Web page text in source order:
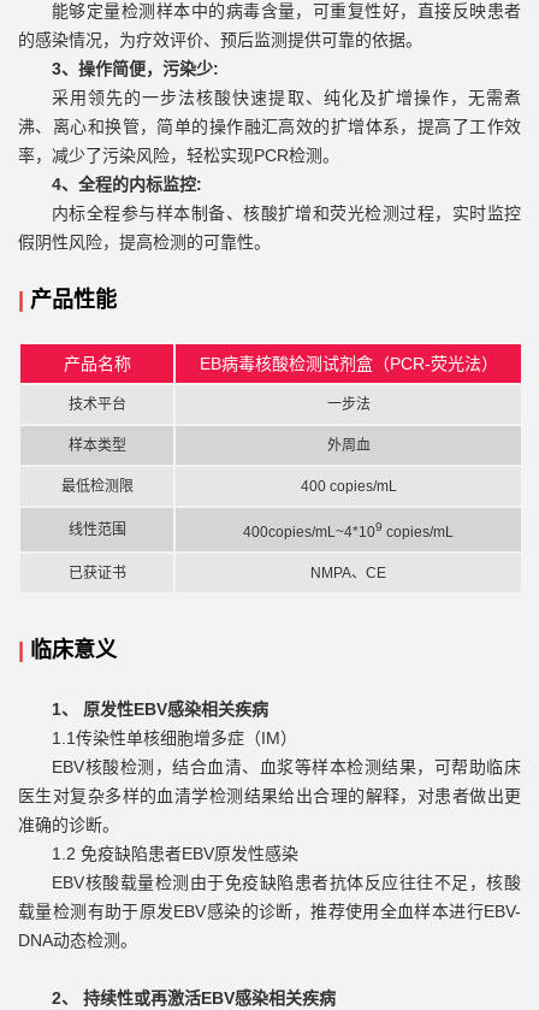
能够定量检测样本中的病毒含量，可重复性好，直接反映患者
的感染情况，为疗效评价、预后监测提供可靠的依据。
3、 操作简便，污染少:
采用领先的一步法核酸快速提取、纯化及扩增操作，无需煮
沸、离心和换管，简单的操作融汇高效的扩增体系，提高了工作效
率，减少了污染风险，轻松实现PCR检测。
4、 全程的内标监控:
内标全程参与样本制备、核酸扩增和荧光检测过程，实时监控
假阴性风险，提高检测的可靠性。
产品性能
产品名称 EB病毒核酸检测试剂盒（PCR-荧光法）
技术平台 一步法
样本类型 外周血
最低检测限 400 copies/mL
线性范围 400copies/mL~4*109 copies/mL
已获证书 NMPA、CE
临床意义
1、 原发性EBV感染相关疾病
1.1传染性单核细胞增多症（IM）
EBV核酸检测，结合血清、血浆等样本检测结果，可帮助临床
医生对复杂多样的血清学检测结果给出合理的解释，对患者做出更
准确的诊断。
1.2 免疫缺陷患者EBV原发性感染
EBV核酸载量检测由于免疫缺陷患者抗体反应往往不足，核酸
载量检测有助于原发EBV感染的诊断，推荐使用全血样本进行EBV-
DNA动态检测。
2、 持续性或再激活EBV感染相关疾病